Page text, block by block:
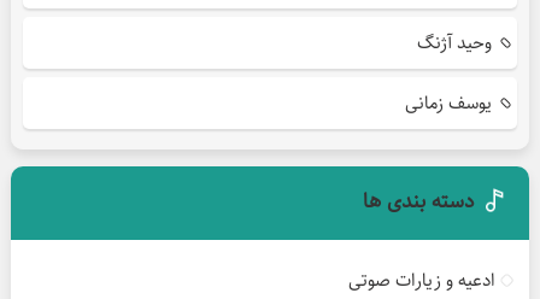
وحید آژنگ
یوسف زمانی
دسته بندی ها
ادعیه و زیارات صوتی